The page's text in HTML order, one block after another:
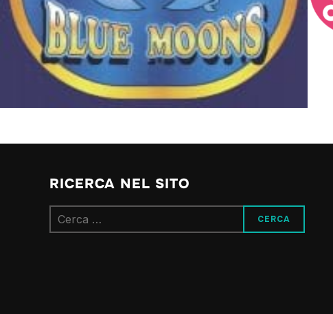
RICERCA NEL SITO
Ricerca
per: